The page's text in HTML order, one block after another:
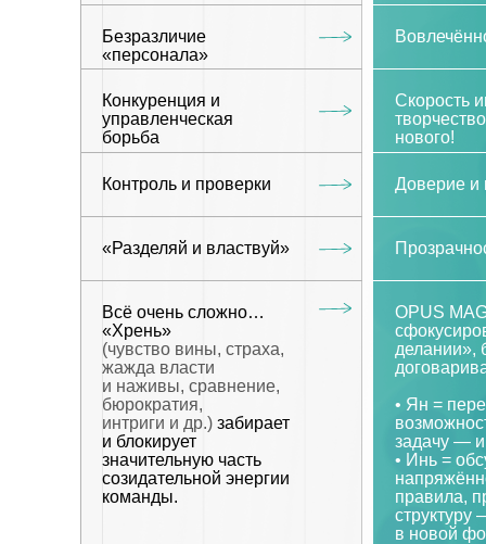
Безразличие
«персонала»
Конкуренция и
управленческая
борьба
Контроль и проверки
«Разделяй и властвуй»
Всё очень сложно…
«Хрень»
(чувство вины, страха,
жажда власти
и наживы, сравнение,
бюрократия,
интриги и др.) забирает
и блокирует
значительную часть
созидательной энергии
команды.
Скорость
нового!
Доверие и
OPUS
делании»,
• Ян =
задачу —
• Инь =
правила,
структуру
в новой